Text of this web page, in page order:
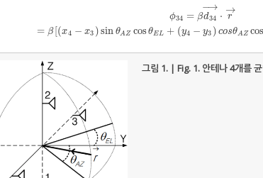
ϕ34 = βd34
−→
⋅ r
→
= β [(x4 − x3 )sin θAZ cosθEL + (y4 − y3 ) cosθAZ cos
AZcosθEL+(y 4 y
그림 1. | Fig. 1. 안테나 4개를